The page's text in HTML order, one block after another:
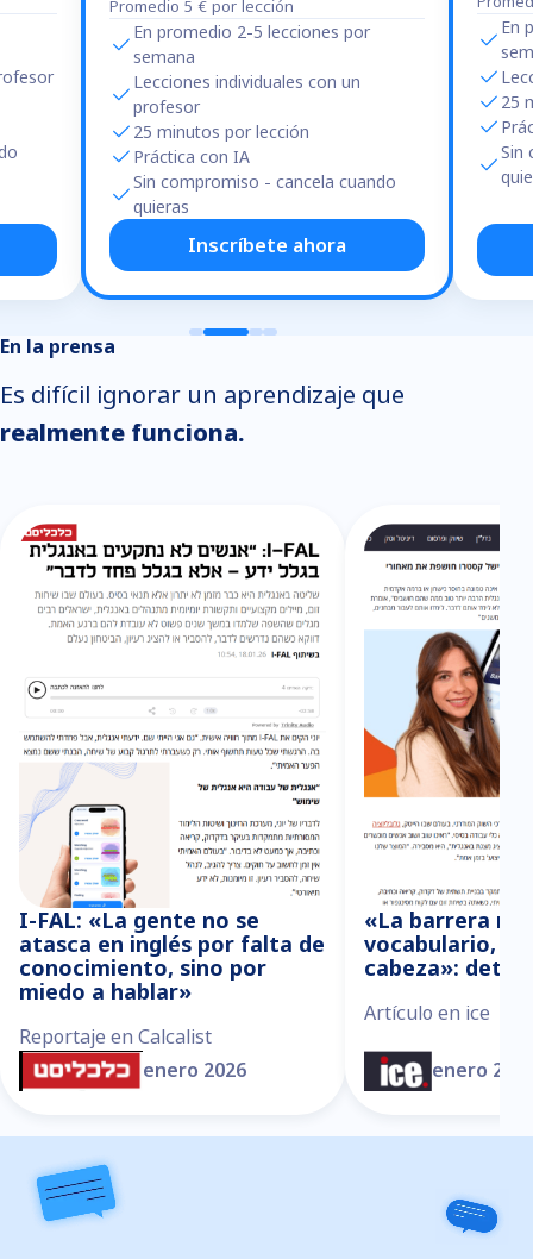
Promedio 5 € por lección
En promedio 2-5 lecciones por
semana
Lecciones individuales con un
profesor
25 minutos por lección
Práctica con IA
Sin compromiso - cancela cuando
quieras
Inscríbete ahora
En
25
Sin
En la prensa
Es difícil ignorar un aprendizaje que
realmente funciona.
I-FAL: «La gente no se
atasca en inglés por falta de
conocimiento, sino por
miedo a hablar»
Reportaje en Calcalist
enero 2026
«La barrera no
vocabulario,
cabeza»:
Artículo en ice
enero